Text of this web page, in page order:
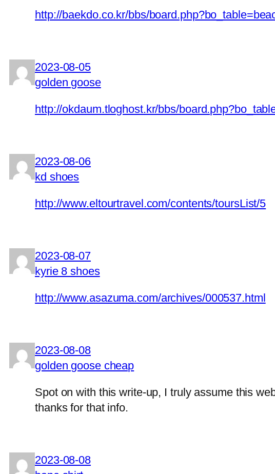
http://baekdo.co.kr/bbs/
2023-08-05
golden goose
http://okdaum.tloghost.kr/bbs/
2023-08-06
kd shoes
http://www.eltourtravel.com/contents/toursList/5
2023-08-07
kyrie 8 shoes
http://www.asazuma.com/archives/000537.html
2023-08-08
golden goose cheap
Spot on with this write-up, I truly assume this
thanks for that info.
2023-08-08